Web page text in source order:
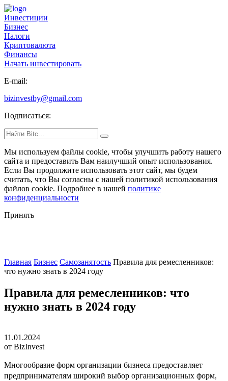
Инвестиции
Бизнес
Налоги
Криптовалюта
Финансы
Начать инвестировать
E-mail:
bizinvestby@gmail.com
Подписаться:
Мы используем файлы cookie, чтобы улучшить работу нашего
сайта и предоставить Вам наилучший опыт использования.
Если Вы продолжите использовать этот сайт, мы будем
считать, что Вы согласны с нашей политикой использования
файлов cookie. Подробнее в нашей политике
конфиденциальности
Принять
Главная Бизнес Самозанятость Правила для ремесленников:
что нужно знать в 2024 году
Правила для ремесленников: что
нужно знать в 2024 году
11.01.2024
от BizInvest
Многообразие форм организации бизнеса предоставляет
предпринимателям широкий выбор организационных форм,